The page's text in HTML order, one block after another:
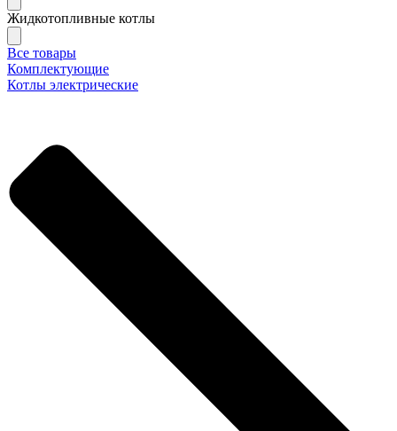
Жидкотопливные котлы
Все товары
Комплектующие
Котлы электрические